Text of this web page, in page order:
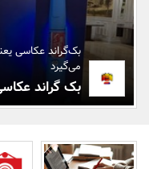
بک‌گراند عکاسی
می‌گیرد
بک گراند